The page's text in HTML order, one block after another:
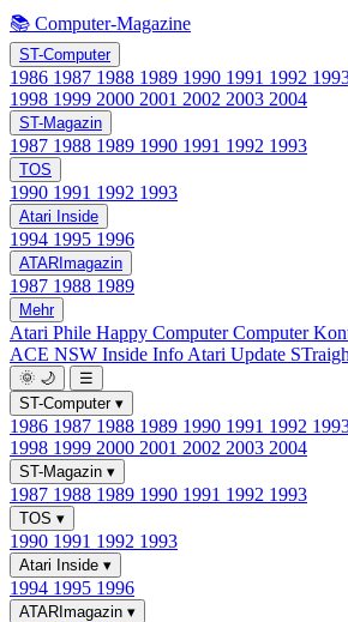
📚 Computer-Magazine
ST-Computer
1986 1987 1988 1989 1990 1991 1992
1998 1999 2000 2001 2002 2003 2004
ST-Magazin
1987 1988 1989 1990 1991 1992 1993
TOS
1990 1991 1992 1993
Atari Inside
1994 1995 1996
ATARImagazin
1987 1988 1989
Mehr
Atari Phile Happy ComputerComputer
ACE NSW Inside Info Atari Update
🌞 🌙
☰
ST-Computer ▾
1986 1987 1988 1989 1990 1991 1992
1998 1999 2000 2001 2002 2003 2004
ST-Magazin ▾
1987 1988 1989 1990 1991 1992 1993
TOS ▾
1990 1991 1992 1993
Atari Inside ▾
1994 1995 1996
ATARImagazin ▾